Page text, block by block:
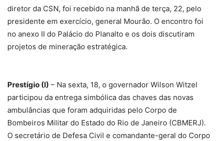
diretor da CSN, foi recebido na manhã de terça, 22, pelo
presidente em exercício, general Mourão. O encontro foi
no anexo II do Palácio do Planalto e os dois discutiram
projetos de mineração estratégica.
Prestígio (I) – Na sexta, 18, o governador Wilson Witzel
participou da entrega simbólica das chaves das novas
ambulâncias que foram adquiridas pelo Corpo de
Bombeiros Militar do Estado do Rio de Janeiro (CBMERJ).
O secretário de Defesa Civil e comandante-geral do Corpo